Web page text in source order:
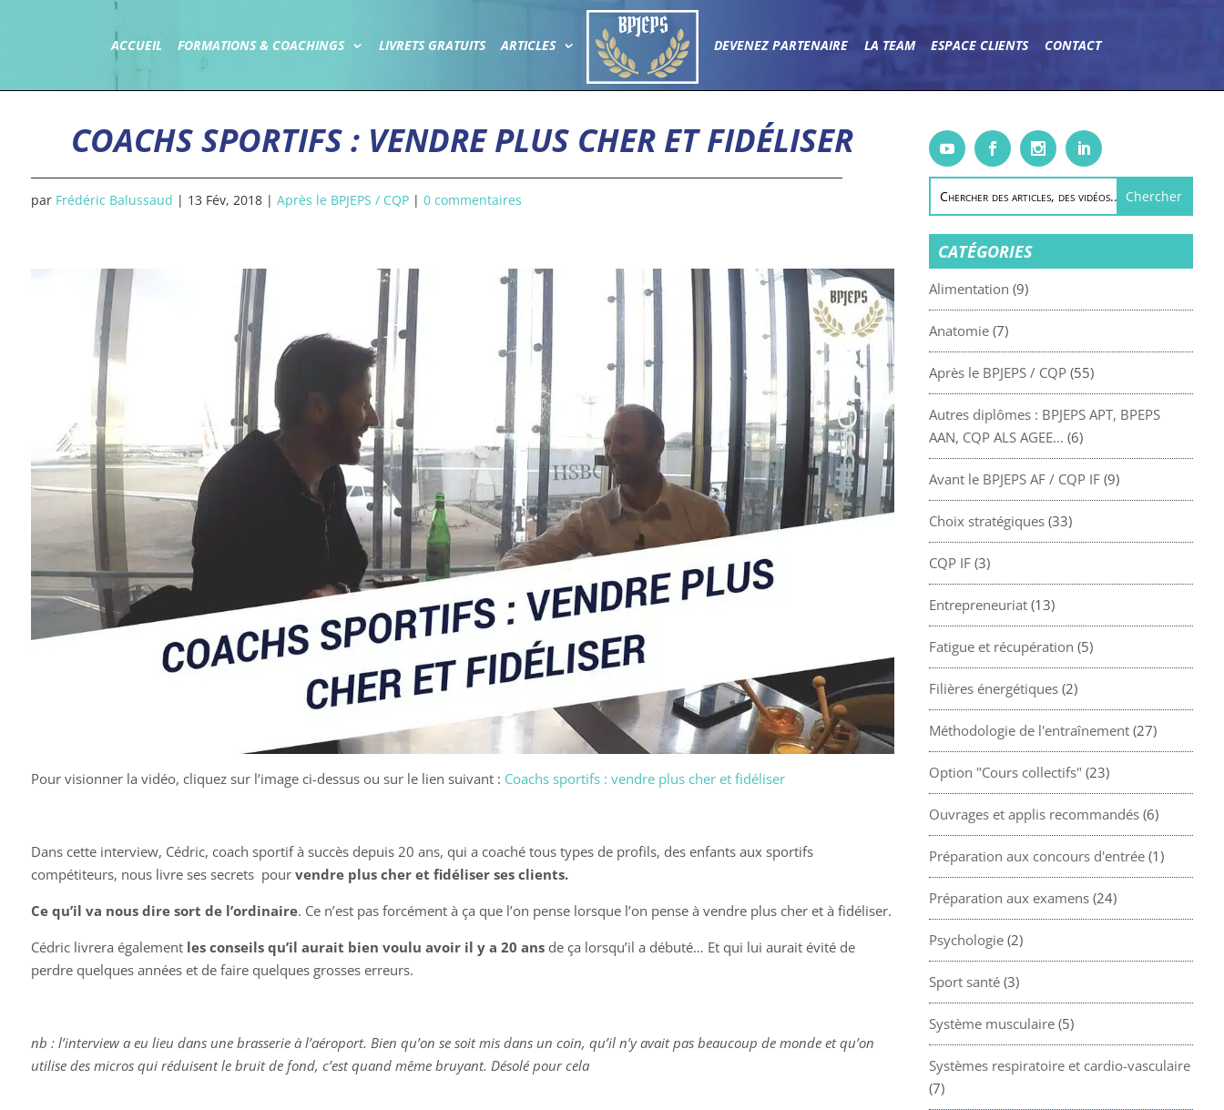
ACCUEIL FORMATIONS & COACHINGS LIVRETS GRATUITS ARTICLES DEVENEZ PARTENAIRE LA TEAM ESPACE CLIENTS CONTACT
COACHS SPORTIFS : VENDRE PLUS CHER ET FIDÉLISER
par Frédéric Balussaud | 13 Fév, 2018| Après le BPJEPS / CQP| 0 commentaires
Pour visionner la vidéo, cliquez sur l’image ci-dessus ou sur le lien suivant : Coachs sportifs : vendre plus cher et fidéliser
Dans cette interview, Cédric, coach sportif à succès depuis 20 ans, qui a coaché tous types de profils, des enfants aux sportifs
compétiteurs, nous livre ses secrets pour vendre plus cher et fidéliser ses clients.
Ce qu’il va nous dire sort de l’ordinaire. Ce n’est pas forcément à ça que l’on pense lorsque l’on pense à vendre plus cher et à fidéliser.
Cédric livrera également les conseils qu’il aurait bien voulu avoir il y a 20 ansde ça lorsqu’il a débuté… Et qui lui aurait évité de
perdre quelques années et de faire quelques grosses erreurs.
nb : l’interview a eu lieu dans une brasserie à l’aéroport. Bien qu’on se soit mis dans un coin, qu’il n’y avait pas beaucoup de monde et qu’on
utilise des micros qui réduisent le bruit de fond, c’est quand même bruyant. Désolé pour cela
CATÉGORIES
Alimentation (9)
Anatomie(7)
Après le BPJEPS / CQP(55)
Autres diplômes : BPJEPS APT, BPEPS
AAN, CQP ALS AGEE… (6)
Avant le BPJEPS AF / CQP IF(9)
Choix stratégiques(33)
CQP IF(3)
Entrepreneuriat(13)
Fatigue et récupération (5)
Filières énergétiques(2)
Méthodologie de l'entraînement(27)
Option "Cours collectifs" (23)
Ouvrages et applis recommandés(6)
Préparation aux concours d'entrée(1)
Préparation aux examens(24)
Psychologie(2)
Sport santé(3)
Système musculaire(5)
Systèmes respiratoire et cardio-vasculaire
(7)